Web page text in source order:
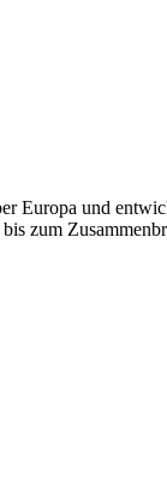
Europa und
zum